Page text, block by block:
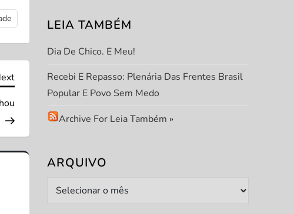
Next
LEIA TAMBÉM
Dia De Chico. E Meu!
Recebi E Repasso: Plenária Das Frentes Brasil
Popular E Povo Sem Medo
Archive For Leia Também »
ARQUIVO
Arquivo